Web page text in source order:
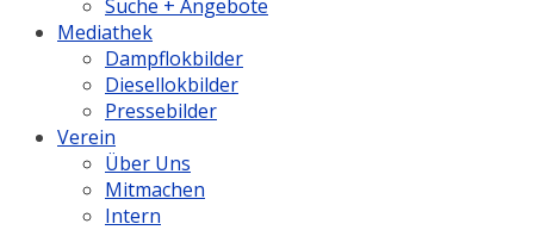
Suche + Angebote
Mediathek
Dampflokbilder
Diesellokbilder
Pressebilder
Verein
Über Uns
Mitmachen
Intern